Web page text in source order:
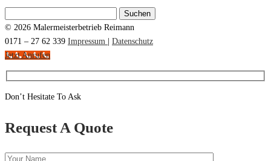
nach:
© 2026 Malermeisterbetrieb Reimann
0171 – 27 62 339 Impressum
Datenschutz
Jetzt Anrufen
Don’t Hesitate To Ask
Request A Quote